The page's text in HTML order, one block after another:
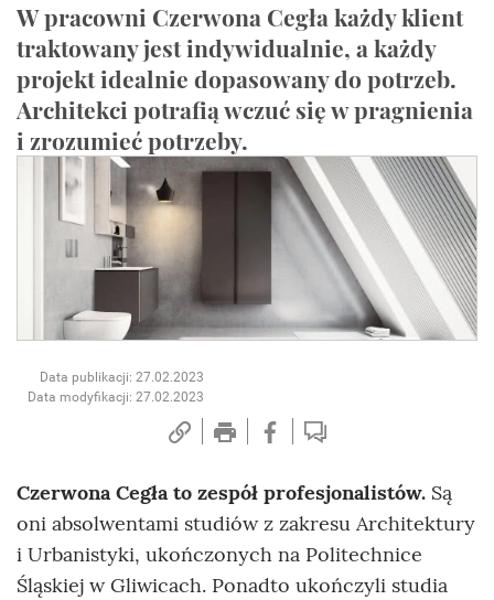
W pracowni Czerwona Cegła każdy klient
traktowany jest indywidualnie, a każdy
projekt idealnie dopasowany do potrzeb.
Architekci potrafią wczuć się w pragnienia
i zrozumieć potrzeby.
Data publikacji: 27.02.2023
Data modyfikacji: 27.02.2023
Czerwona Cegła to zespół profesjonalistów. Są
oni absolwentami studiów z zakresu Architektury
i Urbanistyki, ukończonych na Politechnice
Śląskiej w Gliwicach. Ponadto ukończyli studia